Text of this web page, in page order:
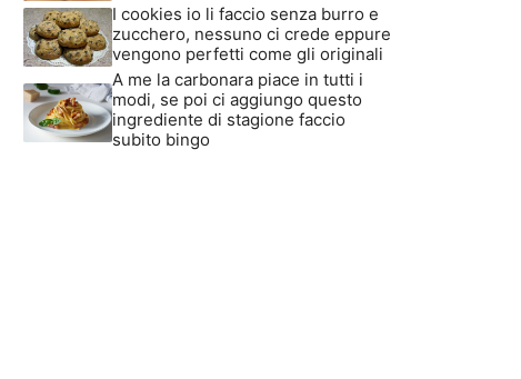
I cookies io li faccio senza burro e
zucchero, nessuno ci crede eppure
vengono perfetti come gli originali
A me la carbonara piace in tutti i
modi, se poi ci aggiungo questo
ingrediente di stagione faccio
subito bingo